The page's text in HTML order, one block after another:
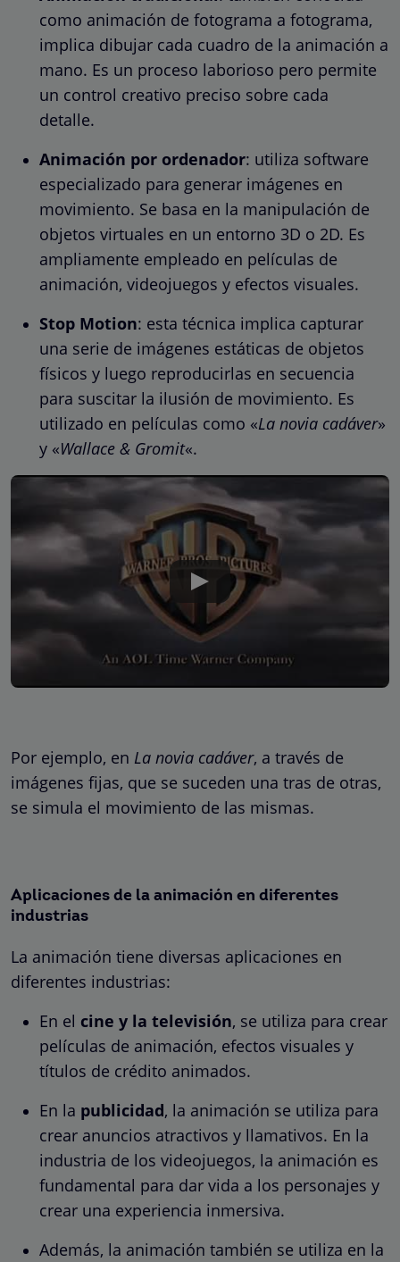
como animación de fotograma a fotograma,
implica dibujar cada cuadro de la animación a
mano. Es un proceso laborioso pero permite
un control creativo preciso sobre cada
detalle.
Animación por ordenador: utiliza software
especializado para generar imágenes en
movimiento. Se basa en la manipulación de
objetos virtuales en un entorno 3D o 2D. Es
ampliamente empleado en películas de
animación, videojuegos y efectos visuales.
Stop Motion: esta técnica implica capturar
una serie de imágenes estáticas de objetos
físicos y luego reproducirlas en secuencia
para suscitar la ilusión de movimiento. Es
utilizado en películas como «La novia cadáver»
y «Wallace & Gromit«.
Por ejemplo, en La novia cadáver, a través de
imágenes fijas, que se suceden una tras de otras,
se simula el movimiento de las mismas.
Aplicaciones de la animación en diferentes
industrias
La animación tiene diversas aplicaciones en
diferentes industrias:
En el cine y la televisión, se utiliza para crear
películas de animación, efectos visuales y
títulos de crédito animados.
En la publicidad, la animación se utiliza para
crear anuncios atractivos y llamativos. En la
industria de los videojuegos, la animación es
fundamental para dar vida a los personajes y
crear una experiencia inmersiva.
Además, la animación también se utiliza en la